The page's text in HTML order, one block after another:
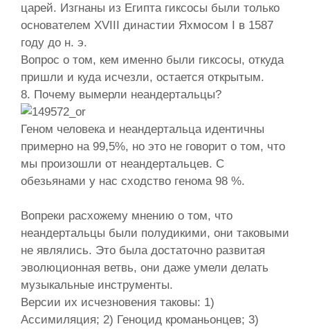
царей. Изгнаны из Египта гиксосы были только
основателем XVIII династии Яхмосом I в 1587
году до н. э.
Вопрос о том, кем именно были гиксосы, откуда
пришли и куда исчезли, остается открытым.
8. Почему вымерли неандертальцы?
Геном человека и неандертальца идентичны
примерно на 99,5%, но это не говорит о том, что
мы произошли от неандертальцев. С
обезьянами у нас сходство генома 98 %.
Вопреки расхожему мнению о том, что
неандертальцы были полудикими, они таковыми
не являлись. Это была достаточно развитая
эволюционная ветвь, они даже умели делать
музыкальные инструменты.
Версии их исчезновения таковы: 1)
Ассимиляция; 2) Геноцид кроманьонцев; 3)